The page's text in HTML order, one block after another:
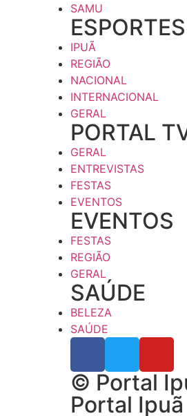
SAMU
ESPORTES
IPUÃ
REGIÃO
NACIONAL
INTERNACIONAL
GERAL
PORTAL
GERAL
ENTREVISTAS
FESTAS
EVENTOS
EVENTOS
FESTAS
REGIÃO
GERAL
SAÚDE
BELEZA
SAÚDE
© Portal
Portal